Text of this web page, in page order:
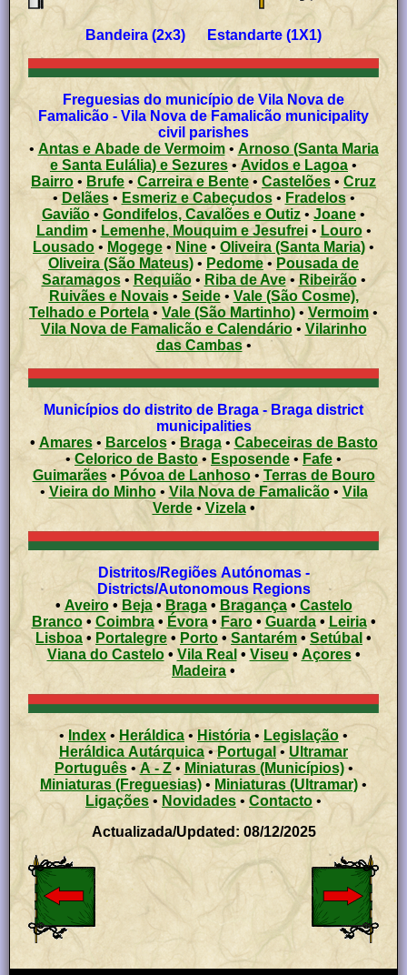
Bandeira (2x3) Estandarte (1X1)
Freguesias do município de Vila Nova de
Famalicão - Vila Nova de Famalicão municipality
civil parishes
•Antas e Abade de Vermoim• Arnoso (Santa Maria
e Santa Eulália) e Sezures• Avidos e Lagoa •
Bairro • Brufe • Carreira e Bente • Castelões • Cruz
•Delães• Esmeriz e Cabeçudos • Fradelos•
Gavião• Gondifelos, Cavalões e Outiz • Joane•
Landim• Lemenhe, Mouquim e Jesufrei• Louro•
Lousado • Mogege • Nine • Oliveira (Santa Maria) •
Oliveira (São Mateus) • Pedome • Pousada de
Saramagos• Requião• Riba de Ave• Ribeirão•
Ruivães e Novais• Seide• Vale (São Cosme),
Telhado e Portela • Vale (São Martinho) • Vermoim •
Vila Nova de Famalicão e Calendário• Vilarinho
das Cambas•
Municípios do distrito de Braga - Braga district
municipalities
• Amares• Barcelos•Braga• Cabeceiras de Basto
•
Celorico de Basto• Esposende• Fafe •
Guimarães• Póvoa de Lanhoso•
Terras de Bouro
• Vieira do Minho• Vila Nova de Famalicão• Vila
Verde• Vizela•
Distritos/Regiões Autónomas -
Districts/Autonomous Regions
• Aveiro• Beja• Braga•Bragança• Castelo
Branco• Coimbra• Évora• Faro• Guarda• Leiria•
Lisboa • Portalegre • Porto • Santarém •Setúbal •
Viana do Castelo•Vila Real • Viseu •Açores •
Madeira •
• Index • Heráldica• História • Legislação •
Heráldica Autárquica•Portugal • Ultramar
Português• A - Z• Miniaturas (Municípios)•
Miniaturas (Freguesias) • Miniaturas (Ultramar) •
Ligações • Novidades • Contacto •
Actualizada/Updated: 08/12/2025